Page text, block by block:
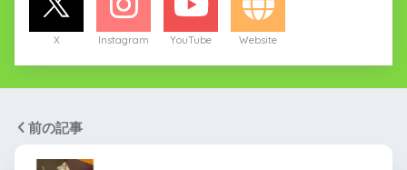
X Instagram YouTube Website
前の記事